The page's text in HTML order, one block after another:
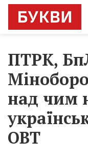
ПТРК,
над чим
ОВТ